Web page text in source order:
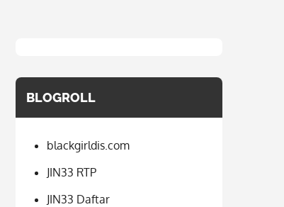
BLOGROLL
blackgirldis.com
JIN33 RTP
JIN33 Daftar